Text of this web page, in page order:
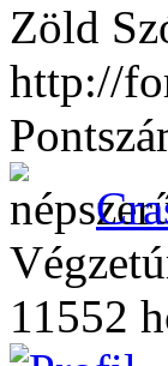
Zöld
http://
11552